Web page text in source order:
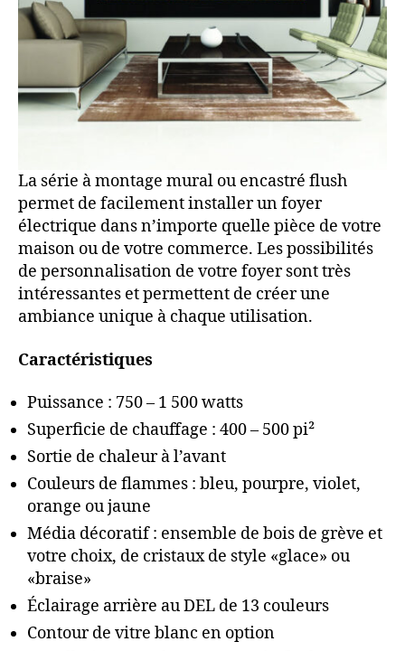
La série à montage mural ou encastré flush
permet de facilement installer un foyer
électrique dans n’importe quelle pièce de votre
maison ou de votre commerce. Les possibilités
de personnalisation de votre foyer sont très
intéressantes et permettent de créer une
ambiance unique à chaque utilisation.
Caractéristiques
Puissance : 750 – 1 500 watts
Superficie de chauffage : 400 – 500 pi²
Sortie de chaleur à l’avant
Couleurs de flammes : bleu, pourpre, violet,
orange ou jaune
Média décoratif : ensemble de bois de grève et
votre choix, de cristaux de style «glace» ou
«braise»
Éclairage arrière au DEL de 13 couleurs
Contour de vitre blanc en option